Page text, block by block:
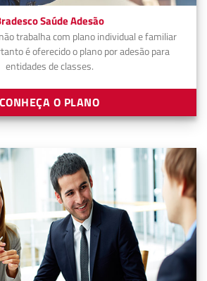
Saúde Adesão
trabalha com plano individual e familiar
é oferecido o plano por adesão para
entidades de classes.
CONHEÇA O PLANO